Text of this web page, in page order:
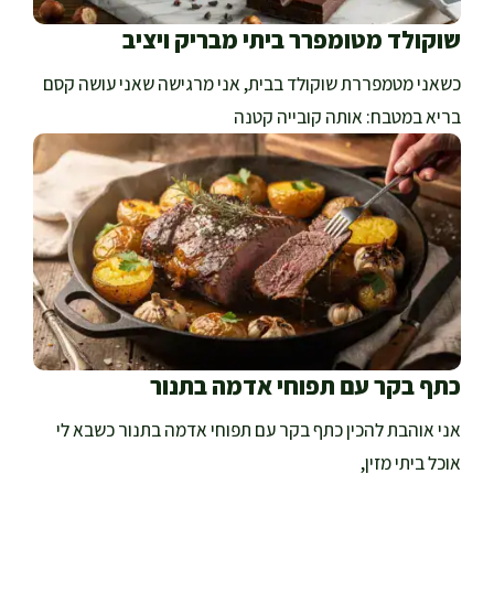
שוקולד מטומפרר ביתי מבריק ויציב
כשאני מטמפררת שוקולד בבית, אני מרגישה שאני עושה קסם
בריא במטבח: אותה קובייה קטנה
כתף בקר עם תפוחי אדמה בתנור
אני אוהבת להכין כתף בקר עם תפוחי אדמה בתנור כשבא לי
אוכל ביתי מזין,